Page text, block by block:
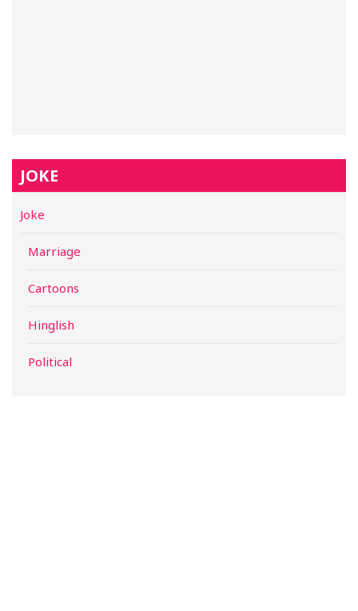
JOKE
Joke
Marriage
Cartoons
Hinglish
Political